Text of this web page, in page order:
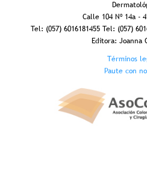
Calle 104 Nº 14a -
Tel: (057) 6016181455 Tel: (057)
Editora: Joanna
Términos
Paute con